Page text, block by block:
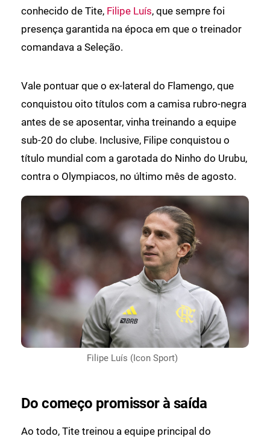
conhecido de Tite, Filipe Luís, que sempre foi
presença garantida na época em que o treinador
comandava a Seleção.
Vale pontuar que o ex-lateral do Flamengo, que
conquistou oito títulos com a camisa rubro-negra
antes de se aposentar, vinha treinando a equipe
sub-20 do clube. Inclusive, Filipe conquistou o
título mundial com a garotada do Ninho do Urubu,
contra o Olympiacos, no último mês de agosto.
Filipe Luís (Icon Sport)
Do começo promissor à saída
Ao todo, Tite treinou a equipe principal do